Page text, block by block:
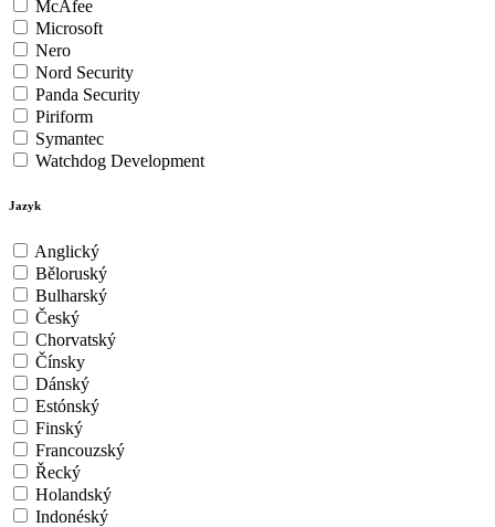
McAfee
Microsoft
Nero
Nord Security
Panda Security
Piriform
Symantec
Watchdog Development
Jazyk
Anglický
Běloruský
Bulharský
Český
Chorvatský
Čínsky
Dánský
Estónský
Finský
Francouzský
Řecký
Holandský
Indonéský